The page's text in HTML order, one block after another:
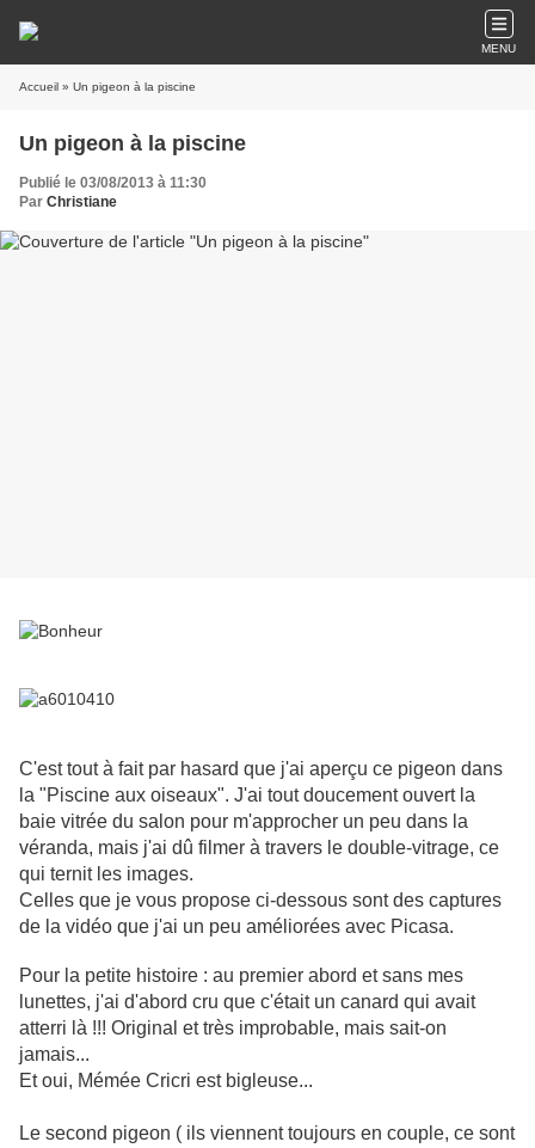
MENU
Accueil » Un pigeon à la piscine
Un pigeon à la piscine
Publié le 03/08/2013 à 11:30
Par Christiane
C'est tout à fait par hasard que j'ai aperçu ce pigeon dans
la "Piscine aux oiseaux". J'ai tout doucement ouvert la
baie vitrée du salon pour m'approcher un peu dans la
véranda, mais j'ai dû filmer à travers le double-vitrage, ce
qui ternit les images.
Celles que je vous propose ci-dessous sont des captures
de la vidéo que j'ai un peu améliorées avec Picasa.
Pour la petite histoire : au premier abord et sans mes
lunettes, j'ai d'abord cru que c'était un canard qui avait
atterri là !!! Original et très improbable, mais sait-on
jamais...
Et oui, Mémée Cricri est bigleuse...
Le second pigeon ( ils viennent toujours en couple, ce sont